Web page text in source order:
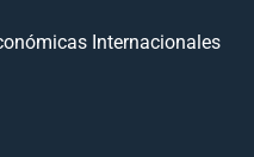
Internacionales